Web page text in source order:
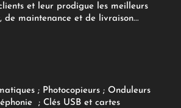
et leur prodigue les meilleurs
de maintenance et de livraison...
; Photocopieurs; Onduleurs
; Clés USB et cartes